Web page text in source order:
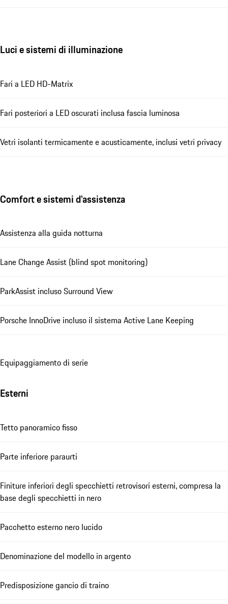
Luci e sistemi di illuminazione
Fari a LED HD-Matrix
Fari posteriori a LED oscurati inclusa fascia luminosa
Vetri isolanti termicamente e acusticamente, inclusi vetri privacy
Comfort e sistemi d'assistenza
Assistenza alla guida notturna
Lane Change Assist (blind spot monitoring)
ParkAssist incluso Surround View
Porsche InnoDrive incluso il sistema Active Lane Keeping
Equipaggiamento di serie
Esterni
Tetto panoramico fisso
Parte inferiore paraurti
Finiture inferiori degli specchietti retrovisori esterni, compresa la
base degli specchietti in nero
Pacchetto esterno nero lucido
Denominazione del modello in argento
Predisposizione gancio di traino